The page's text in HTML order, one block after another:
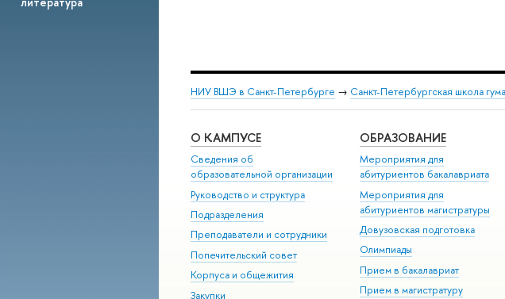
НИУ ВШЭ в Санкт-Петербурге → Санкт-Петербургская школа
О КАМПУСЕ
Сведения об
образовательной организации
Руководство и структура
Подразделения
Преподаватели и сотрудники
Попечительский совет
Корпуса и общежития
Закупки
ОБРАЗОВАНИЕ
Мероприятия для
абитуриентов бакалавриата
Мероприятия для
абитуриентов магистратуры
Довузовская подготовка
Олимпиады
Прием в бакалавриат
Прием в магистратуру